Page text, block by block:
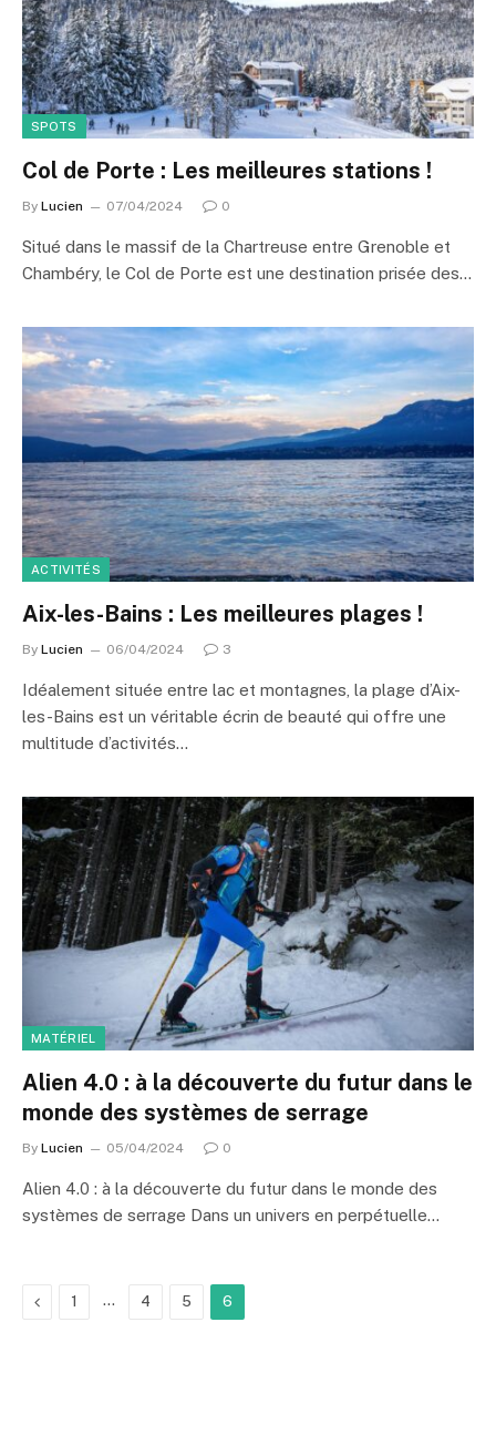
SPOTS
Col de Porte : Les meilleures stations !
By Lucien 07/04/2024 0
Situé dans le massif de la Chartreuse entre Grenoble et
Chambéry, le Col de Porte est une destination prisée des…
ACTIVITÉS
Aix-les-Bains : Les meilleures plages !
By Lucien 06/04/2024 3
Idéalement située entre lac et montagnes, la plage d’Aix-
les-Bains est un véritable écrin de beauté qui offre une
multitude d’activités…
MATÉRIEL
Alien 4.0 : à la découverte du futur dans le
monde des systèmes de serrage
By Lucien 05/04/2024 0
Alien 4.0 : à la découverte du futur dans le monde des
systèmes de serrage Dans un univers en perpétuelle…
Previous
1 … 4 5 6